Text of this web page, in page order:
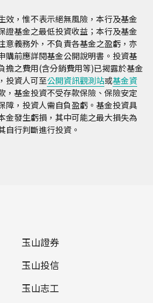
效，惟不表示絕無風險，本行及基金
證基金之最低投資收益；本行及基金
意義務外，不負責各基金之盈虧，亦
購前應詳閱基金公開說明書。投資基
擔之費用(含分銷費用等)已揭露於基金
投資人可至公開資訊觀測站或基金資
，基金投資不受存款保險、保險安定
障，投資人需自負盈虧。基金投資具
金發生虧損，其中可能之最大損失為
自行判斷進行投資。
玉山證券
玉山投信
玉山志工